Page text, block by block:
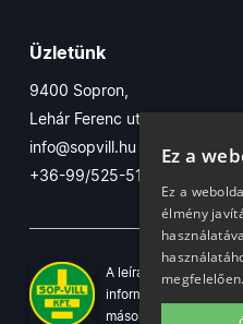
Üzletünk
9400 Sopron,
Lehár Ferenc utca 17/B
info@sopvill.hu
+36-99/525-515
A leírások, fotók,
információ cégünk
másolása, üzleti célú
Ez a
Ez a
élmény
megfelelően.